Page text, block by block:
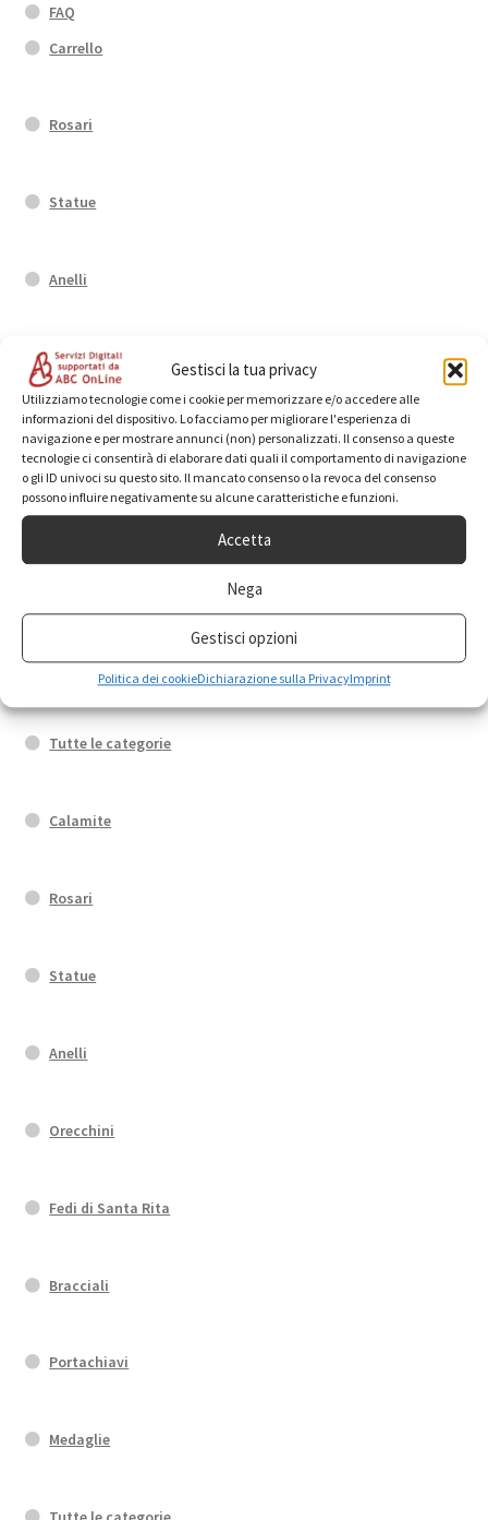
Gestisci la tua privacy
Utilizziamo tecnologie come i cookie per memorizzare e/o accedere alle
informazioni del dispositivo. Lo facciamo per migliorare l'esperienza di
navigazione e per mostrare annunci (non) personalizzati. Il consenso a queste
tecnologie ci consentirà di elaborare dati quali il comportamento di navigazione
o gli ID univoci su questo sito. Il mancato consenso o la revoca del consenso
possono influire negativamente su alcune caratteristiche e funzioni.
Accetta
Nega
Gestisci opzioni
Politica dei cookieDichiarazione sulla PrivacyImprint
FAQ
Carrello
Rosari
Statue
Anelli
Orecchini
Fedi di Santa Rita
Bracciali
Medaglie
Tutte le categorie
Calamite
Rosari
Statue
Anelli
Orecchini
Fedi di Santa Rita
Bracciali
Portachiavi
Medaglie